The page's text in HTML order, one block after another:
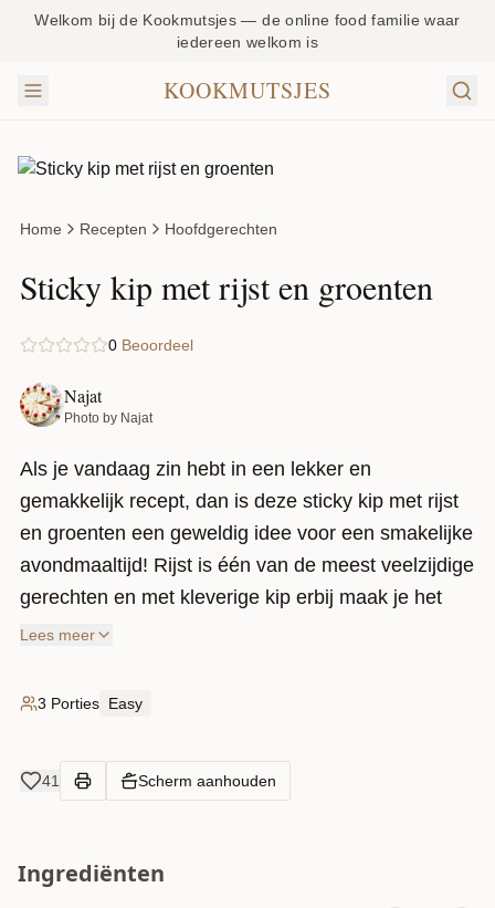
Welkom bij de Kookmutsjes — de online food familie waar
iedereen welkom is
KOOKMUTSJES
Home Recepten Hoofdgerechten
Sticky kip met rijst en groenten
0 Beoordeel
Najat
Photo by Najat
Als je vandaag zin hebt in een lekker en
gemakkelijk recept, dan is deze sticky kip met rijst
en groenten een geweldig idee voor een smakelijke
avondmaaltijd! Rijst is één van de meest veelzijdige
gerechten en met kleverige kip erbij maak je het
ontzettend lekker. Het vult goed, is eenvoudig aan
vullen met groenten!
Lees meer
3 Porties Easy
41 Scherm aanhouden
Ingrediënten